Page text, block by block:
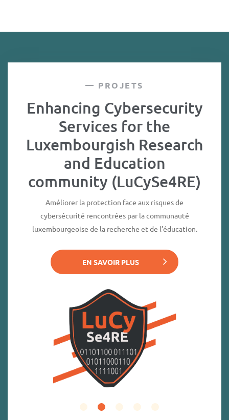
PROJETS
Enhancing Cybersecurity
Services for the
Luxembourgish Research
and Education
community (LuCySe4RE)
Améliorer la protection face aux risques de
cybersécurité rencontrées par la communauté
luxembourgeoise de la recherche et de l’éducation.
EN SAVOIR PLUS